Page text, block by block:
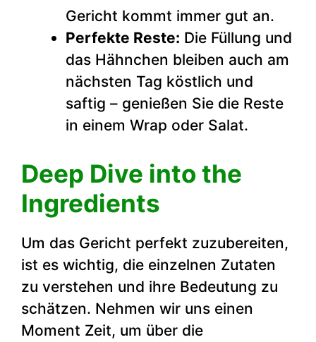
Gericht kommt immer gut an.
Perfekte Reste: Die Füllung und
das Hähnchen bleiben auch am
nächsten Tag köstlich und
saftig – genießen Sie die Reste
in einem Wrap oder Salat.
Deep Dive into the
Ingredients
Um das Gericht perfekt zuzubereiten,
ist es wichtig, die einzelnen Zutaten
zu verstehen und ihre Bedeutung zu
schätzen. Nehmen wir uns einen
Moment Zeit, um über die